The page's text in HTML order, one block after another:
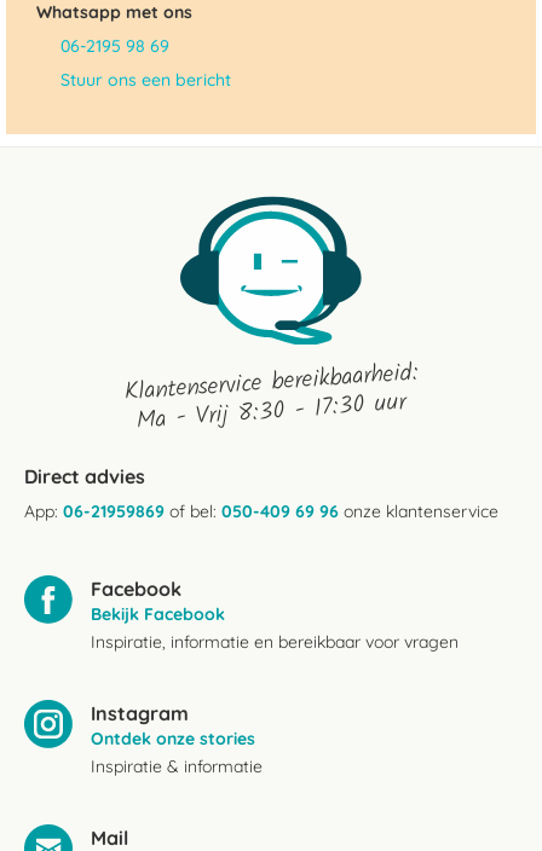
Whatsapp met ons
06-2195 98 69
Stuur ons een bericht
Klantenservice bereikbaarheid:
Ma - Vrij 8:30 - 17:30 uur
Direct advies
App: 06-21959869 of bel: 050-409 69 96 onze klantenservice
Facebook
Bekijk Facebook
Inspiratie, informatie en bereikbaar voor vragen
Instagram
Ontdek onze stories
Inspiratie & informatie
Mail